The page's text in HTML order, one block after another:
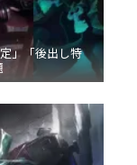
」「後出し特